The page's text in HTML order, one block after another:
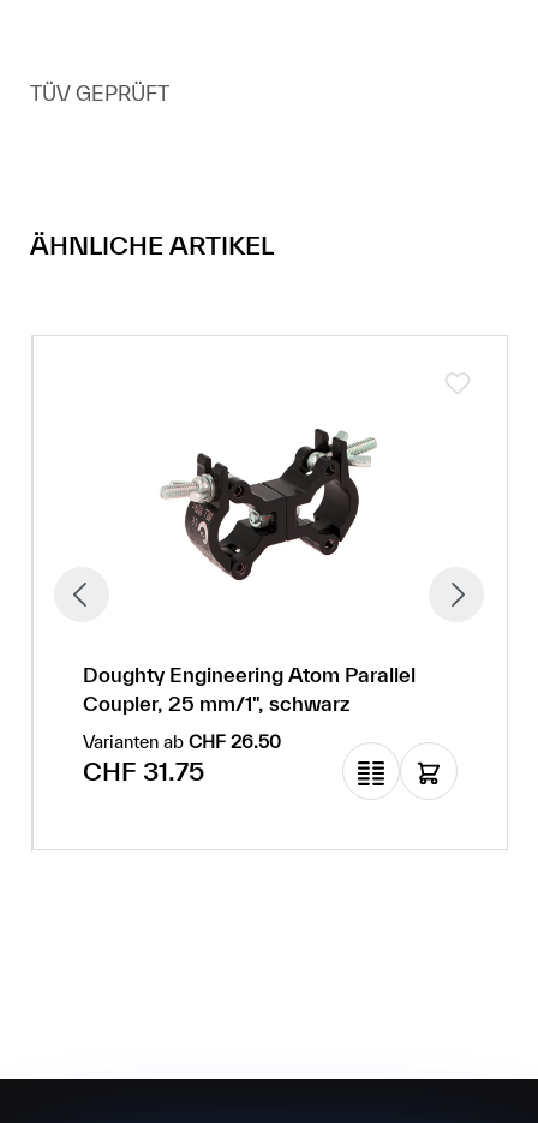
TÜV GEPRÜFT
ÄHNLICHE ARTIKEL
Doughty Engineering Atom Parallel
Coupler, 25 mm/1", schwarz
Varianten ab CHF 26.50
Regulärer Preis:
CHF 31.75